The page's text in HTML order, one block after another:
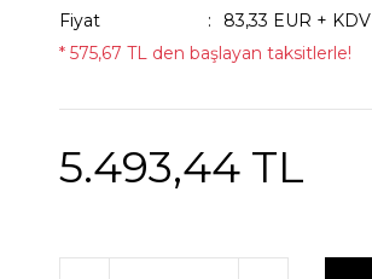
Fiyat
83,33 EUR + KDV
* 575,67 TL den başlayan taksitlerle!
5.493,44 TL